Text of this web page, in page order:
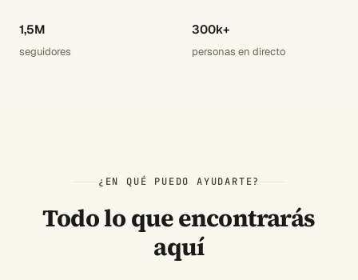
1,5M
seguidores
300k+
personas en directo
¿EN QUÉ PUEDO AYUDARTE?
Todo lo que encontrarás
aquí